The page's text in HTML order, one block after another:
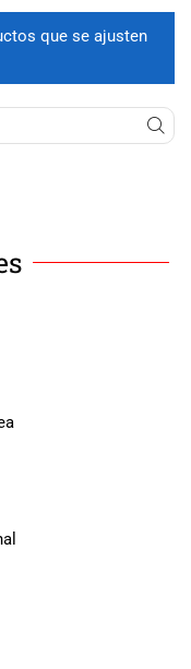
que se ajusten